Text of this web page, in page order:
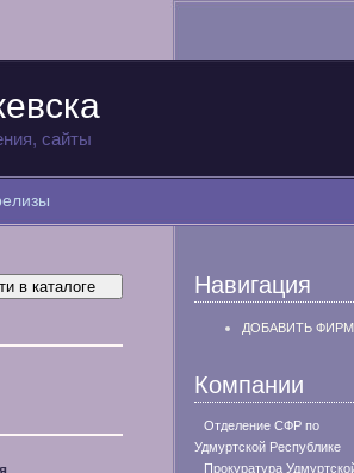
сайты
Навигация
ДОБАВИТЬ
Компании
Отделение СФР по
Удмуртской Республике
Прокуратура